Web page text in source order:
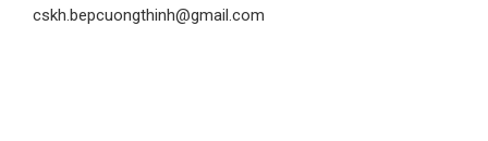
cskh.bepcuongthinh@gmail.com